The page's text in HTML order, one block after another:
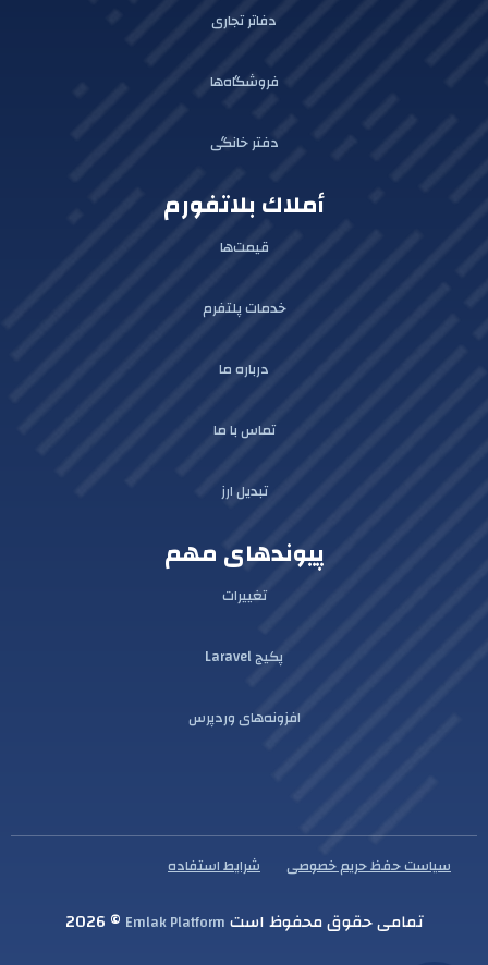
دفاتر تجاری
فروشگاه‌ها
دفتر خانگی
أملاك بلاتفورم
قیمت‌ها
خدمات پلتفرم
درباره ما
تماس با ما
تبدیل ارز
پیوندهای مهم
تغییرات
پکیج Laravel
افزونه‌های وردپرس
سیاست حفظ حریم خصوصی شرایط استفاده
تمامی حقوق محفوظ است Emlak Platform
© 2026